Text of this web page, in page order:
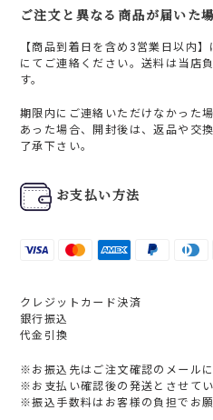
ご注文と異なる商品が届いた
【商品到着日を含め3営業日以内
にてご連絡ください。送料は当店
す。
期限内にご連絡いただけなかった
あった場合、開封後は、返品や交
了承下さい。
お支払い方法
クレジットカード決済
銀行振込
代金引換
※お振込先はご注文確認のメールに
※お支払い確認後の発送とさせてい
※振込手数料はお客様の負担でお願